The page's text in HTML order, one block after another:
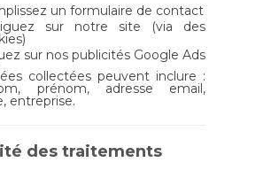
un formulaire de contact
sur notre site (via des
sur nos publicités Google Ads
collectées peuvent inclure :
prénom, adresse email,
entreprise.
des traitements